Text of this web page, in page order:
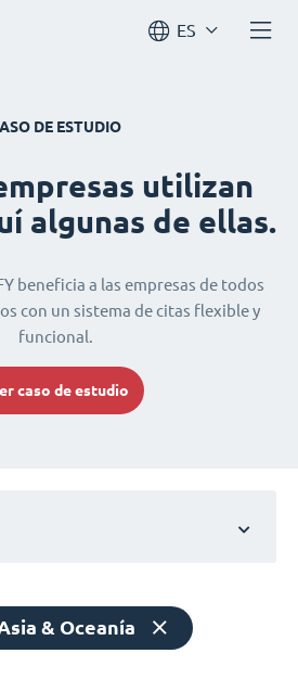
ES
DE ESTUDIO
utilizan
algunas de ellas.
beneficia a las empresas de todos
con un sistema de citas flexible y
funcional.
caso de estudio
& Oceanía